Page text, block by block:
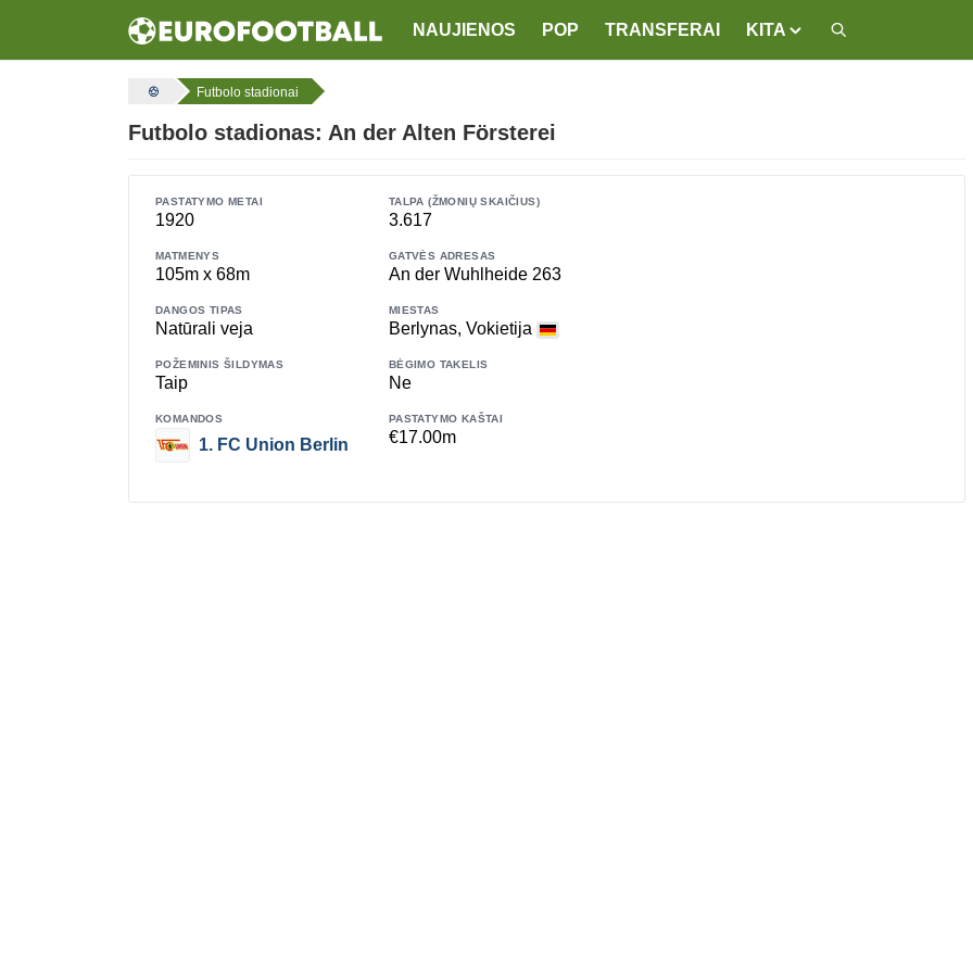
NAUJIENOS POP TRANSFERAI KITA
Futbolo stadionai
Futbolo stadionas: An der Alten Försterei
PASTATYMO METAI
1920
TALPA (ŽMONIŲ SKAIČIUS)
3.617
MATMENYS
105m x 68m
GATVĖS ADRESAS
An der Wuhlheide 263
DANGOS TIPAS
Natūrali veja
MIESTAS
Berlynas, Vokietija
POŽEMINIS ŠILDYMAS
Taip
BĖGIMO TAKELIS
Ne
KOMANDOS
1. FC Union Berlin
PASTATYMO KAŠTAI
€17.00m